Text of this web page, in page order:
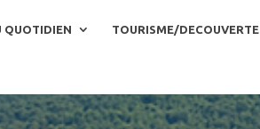
QUOTIDIEN TOURISME/DECOUVERTE